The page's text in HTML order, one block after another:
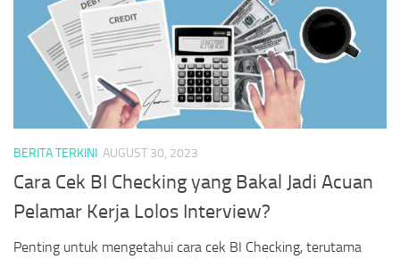
BERITA TERKINI AUGUST 30, 2023
Cara Cek BI Checking yang Bakal Jadi Acuan
Pelamar Kerja Lolos Interview?
Penting untuk mengetahui cara cek BI Checking, terutama